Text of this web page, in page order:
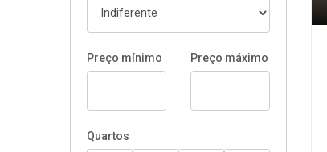
Preço mínimo Preço máximo
Quartos